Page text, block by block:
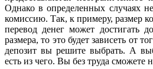
Однако в определенных случаях
комиссию. Так, к примеру, размер
перевод денег может достигать
размера, то это будет зависеть от
депозит вы решите выбрать. А
есть из чего. Вы без труда